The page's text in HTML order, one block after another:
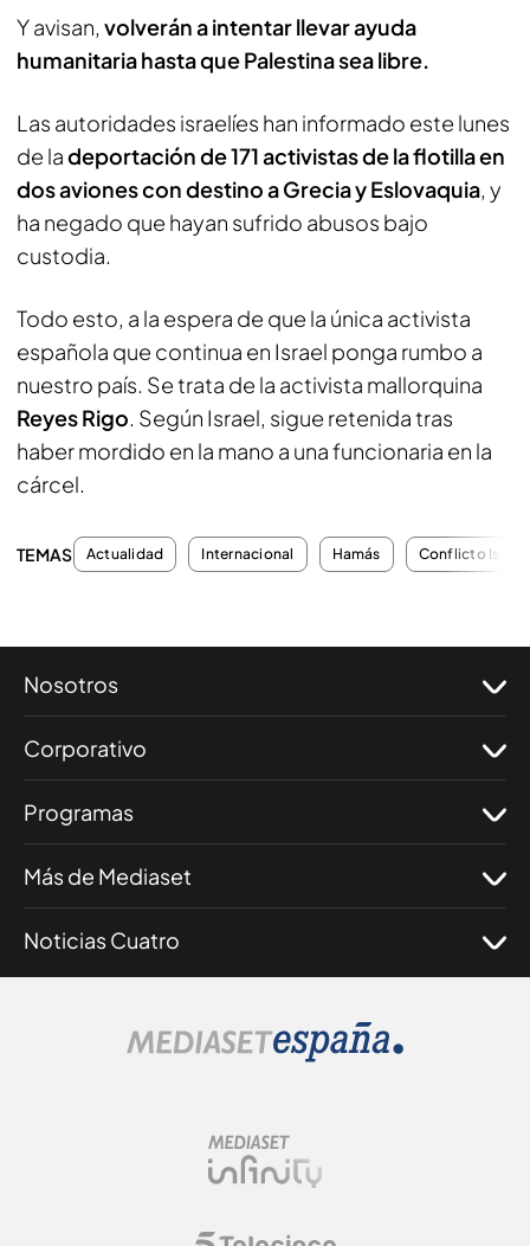
Y avisan, volverán a intentar llevar ayuda
humanitaria hasta que Palestina sea libre.
Las autoridades israelíes han informado este lunes
de ladeportación de 171 activistas de la flotilla en
dos aviones con destino a Grecia y Eslovaquia, y
ha negado que hayan sufrido abusos bajo
custodia.
Todo esto, a la espera de que la única activista
española que continua en Israel ponga rumbo a
nuestro país. Se trata de la activista mallorquina
Reyes Rigo. Según Israel, sigue retenida tras
haber mordido en la mano a una funcionaria en la
cárcel.
TEMAS Actualidad Internacional Hamás Conflicto
Nosotros
Corporativo
Programas
Más de Mediaset
Noticias Cuatro